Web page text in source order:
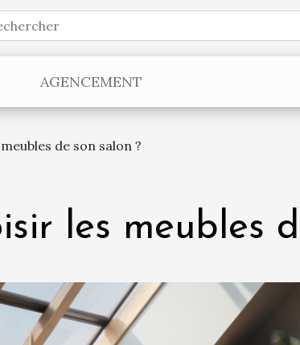
AGENCEMENT
de son salon ?
les meubles